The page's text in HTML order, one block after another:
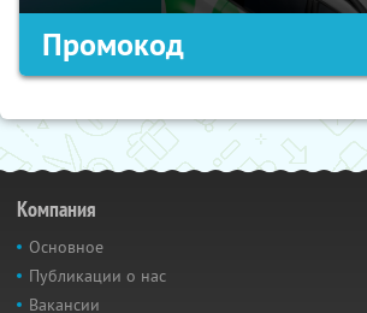
Промокод
Компания
Основное
Публикации о нас
Вакансии